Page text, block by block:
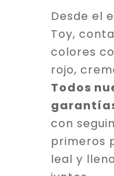
Desde el
Toy,
colores
rojo,
Todos
con
primeros
leal y